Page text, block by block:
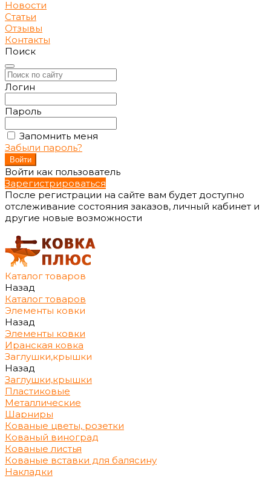
Новости
Статьи
Отзывы
Контакты
Поиск
Логин
Пароль
Запомнить меня
Забыли пароль?
Войти как пользователь
Зарегистрироваться
После регистрации на сайте вам будет доступно
отслеживание состояния заказов, личный кабинет и
другие новые возможности
Каталог товаров
Назад
Каталог товаров
Элементы ковки
Назад
Элементы ковки
Иранская ковка
Заглушки,крышки
Назад
Заглушки,крышки
Пластиковые
Металлические
Шарниры
Кованые цветы, розетки
Кованый виноград
Кованые листья
Кованые вставки для балясину
Накладки